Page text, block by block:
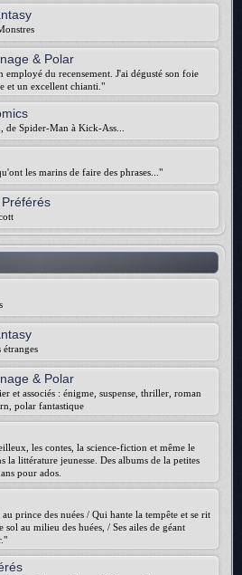
& Polar
employé du recensement. J'ai dégusté son foie
et un excellent chianti."
de Spider-Man à Kick-Ass...
les marins de faire des phrases..."
étranges
& Polar
et associés : énigme, suspense, thriller, roman
polar fantastique
les contes, la science-fiction et même le
la littérature jeunesse. Des albums de la petites
pour ados.
prince des nuées / Qui hante la tempête et se rit
au milieu des huées, / Ses ailes de géant